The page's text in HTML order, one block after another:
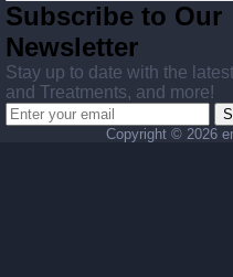
Subscribe to Our
Newsletter
Stay up to date with the
and Treatments, and more!
Copyright © 2026